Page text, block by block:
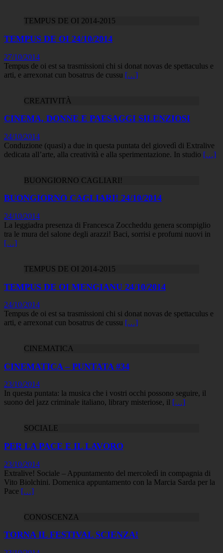
TEMPUS DE OI 2014-2015
TEMPUS DE OI 24/10/2014
27/10/2014
Tempus de oi est sa trasmissioni chi si donat novas de spettaculus e
arti, e arrexonat cun bosatrus de cussu […]
CREATIVITÀ
CINEMA, DONNE E PAESAGGI SILENZIOSI
24/10/2014
Conduzione (quasi) a due in questa puntata del giovedì di Extralive
dedicata all’arte, alla creatività e alla sperimentazione. In studio […]
BUONGIORNO CAGLIARI!
BUONGIORNO CAGLIARI! 24/10/2014
24/10/2014
La leggiadra presenza di Francesca Zoccheddu genera scompiglio
tra le mura del salone degli arazzi! Baci, sorrisi e profumi nuovi in
[…]
TEMPUS DE OI 2014-2015
TEMPUS DE OI MENGIANU 24/10/2014
24/10/2014
Tempus de oi est sa trasmissioni chi si donat novas de spettaculus e
arti, e arrexonat cun bosatrus de cussu […]
CINEMATICA
CINEMATICA – PUNTATA #34
23/10/2014
In questa puntata: la musica che i vostri occhi possono seguire, il
suono del jazz criminale italiano, library misteriose, il […]
SOCIALE
PER LA PACE E IL LAVORO
23/10/2014
Extralive! Sociale – Appuntamento del mercoledì in compagnia di
Vito Biolchini. Domenica appuntamento con la Marcia Sarda per la
Pace […]
CONOSCENZA
TORNA IL FESTIVAL SCIENZA!